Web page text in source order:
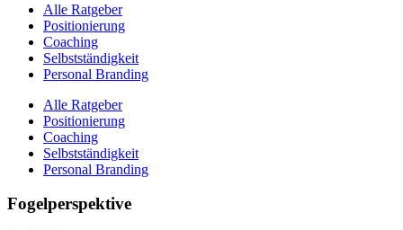
Alle Ratgeber
Positionierung
Coaching
Selbstständigkeit
Personal Branding
Alle Ratgeber
Positionierung
Coaching
Selbstständigkeit
Personal Branding
Fogelperspektive